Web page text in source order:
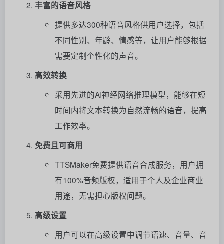
丰富的语音风格
提供多达300种语音风格供用户选择，包括
不同性别、年龄、情感等，让用户能够根据
需要定制个性化的声音。
高效转换
采用先进的AI神经网络推理模型，能够在短
时间内将文本转换为自然流畅的语音，提高
工作效率。
免费且可商用
TTSMaker免费提供语音合成服务，用户拥
有100%音频版权，适用于个人及企业商业
用途，无需担心版权问题。
高级设置
用户可以在高级设置中调节语速、音量、音